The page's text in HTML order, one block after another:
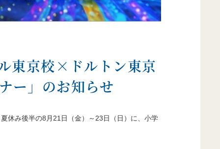
東京校×ドルトン東京
ー」のお知らせ
休み後半の8月21日（金）～23日（日）に、小学